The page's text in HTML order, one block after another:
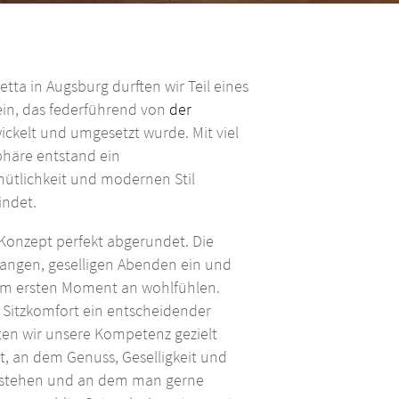
in Augsburg durften wir Teil eines
das federführend von der
und umgesetzt wurde. Mit viel
entstand ein
und modernen Stil
perfekt abgerundet. Die
geselligen Abenden ein und
ersten Moment an wohlfühlen.
ein entscheidender
wir unsere Kompetenz gezielt
an dem Genuss, Geselligkeit und
und an dem man gerne